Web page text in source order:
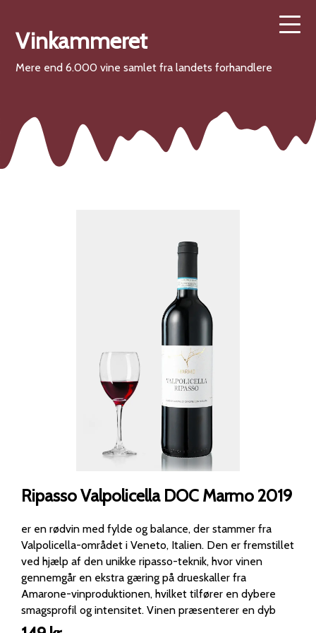
Vinkammeret
Mere end 6.000 vine samlet fra landets forhandlere
Ripasso Valpolicella DOC Marmo 2019
er en rødvin med fylde og balance, der stammer fra
Valpolicella-området i Veneto, Italien. Den er fremstillet
ved hjælp af den unikke ripasso-teknik, hvor vinen
gennemgår en ekstra gæring på drueskaller fra
Amarone-vinproduktionen, hvilket tilfører en dybere
smagsprofil og intensitet. Vinen præsenterer en dyb
rubinrød nuance og byder på komplekse dufte af modne